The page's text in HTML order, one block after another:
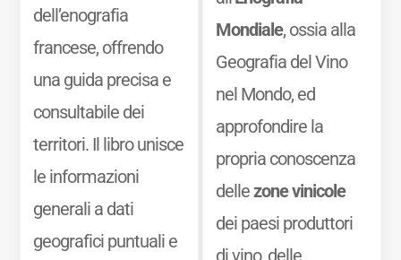
dell’enografia
francese, offrendo
una guida precisa e
consultabile dei
territori. Il libro unisce
le informazioni
generali a dati
geografici puntuali e
Mondiale, ossia alla
Geografia del Vino
nel Mondo, ed
approfondire la
propria conoscenza
dellezone vinicole
dei paesi produttori
di vino, delle